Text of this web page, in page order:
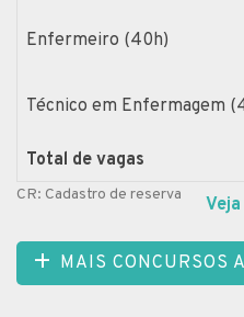
Enfermeiro (40h)
Técnico em Enfermagem
Total de vagas
CR: Cadastro de reserva
MAIS CONCURSOS